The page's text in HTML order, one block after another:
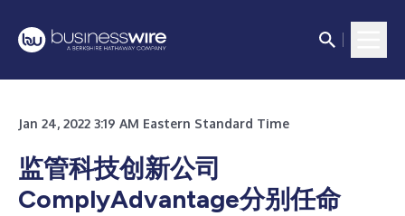
Jan 24, 2022 3:19 AM Eastern Standard Time
监管科技创新公司
ComplyAdvantage分别任命